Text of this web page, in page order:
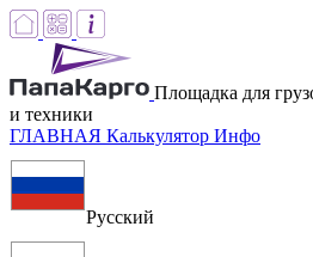
Площадка для
и техники
ГЛАВНАЯ Калькулятор Инфо
Русский